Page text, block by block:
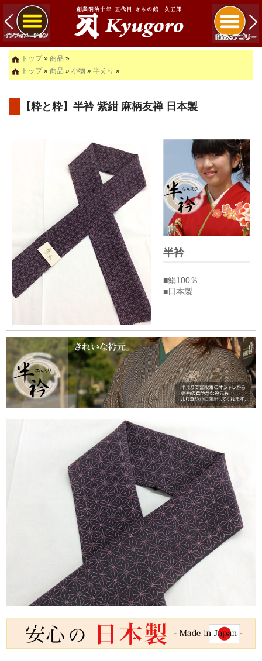
トップ» 商品 »
トップ» 商品 » 小物 » 半えり »
【粋と粋】半衿 紫紺 麻柄友禅 日本製
半衿
■絹100％
■日本製